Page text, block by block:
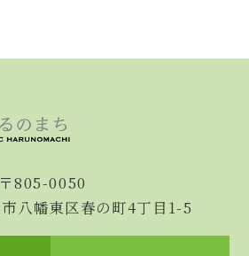
〒805-0050
八幡東区春の町4丁目1-5